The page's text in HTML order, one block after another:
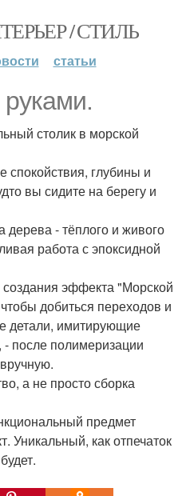
/ СТИЛЬ
статьи
столик в морской
глубины и
вы сидите на берегу и
дерева - тёплого и живого
работа с эпоксидной
эффекта "Морской
добиться переходов и
детали, имитирующие
после полимеризации
а не просто сборка
предмет
Уникальный, как отпечаток